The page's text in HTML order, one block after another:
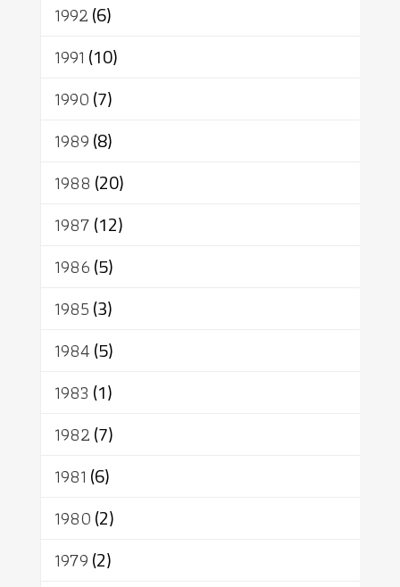
1992(6)
1991 (10)
1990(7)
1989(8)
1988 (20)
1987(12)
1986(5)
1985(3)
1984(5)
1983 (1)
1982(7)
1981 (6)
1980(2)
1979(2)